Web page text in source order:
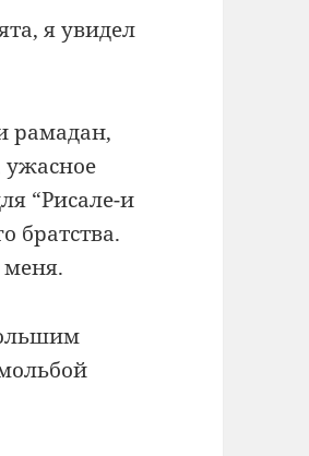
я увидел
рамадан,
ужасное
“Рисале-и
братства.